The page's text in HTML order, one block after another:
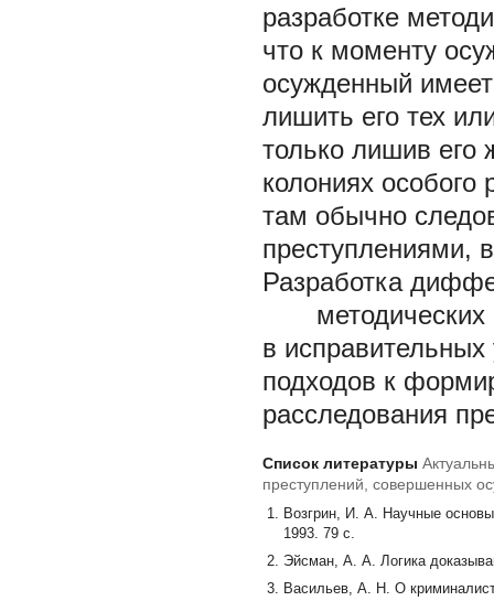
разработке
что к моменту
осужденный
лишить его тех
только лишив его
колониях
там обычно
преступлениями,
Разработка
методических
в
подходов к
расследования
Список литературы
преступлений, совершенных
Возгрин, И. А. Научные
1993. 79 с.
Эйсман, А. А. Логика
Васильев, А. Н. О